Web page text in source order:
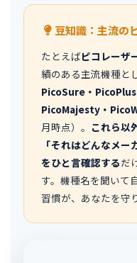
豆知識：主流の
たとえばピコレーザ
績のある主流機種と
PicoSure・
PicoMajesty・
月時点）。 これら以
「それはどんなメー
をひと言確認するだ
す。機種名を聞い
習慣が、あなたを守